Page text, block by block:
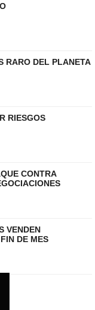
RARO DEL PLANETA
RIESGOS
CONTRA
VENDEN
DE MES